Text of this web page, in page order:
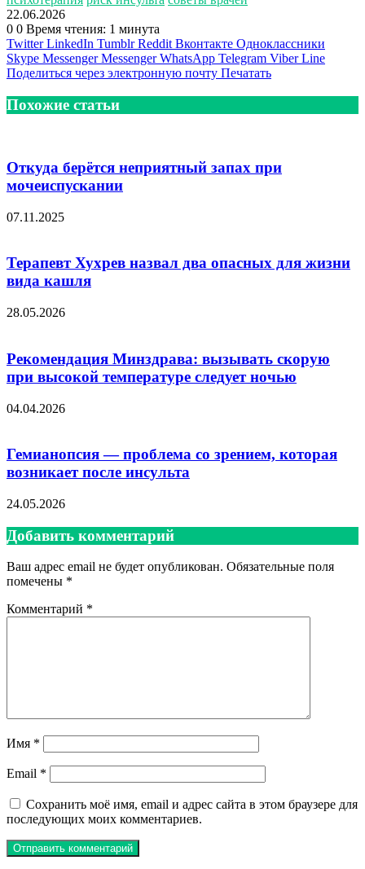
22.06.2026
0 0 Время чтения: 1 минута
Twitter LinkedIn Tumblr Reddit Вконтакте Одноклассники
Skype Messenger Messenger WhatsApp Telegram Viber Line
Поделиться через электронную почту Печатать
Похожие статьи
Откуда берётся неприятный запах при
мочеиспускании
07.11.2025
Терапевт Хухрев назвал два опасных для жизни
вида кашля
28.05.2026
Рекомендация Минздрава: вызывать скорую
при высокой температуре следует ночью
04.04.2026
Гемианопсия — проблема со зрением, которая
возникает после инсульта
24.05.2026
Добавить комментарий
Ваш адрес email не будет опубликован. Обязательные поля
помечены *
Комментарий *
Имя *
Email *
Сохранить моё имя, email и адрес сайта в этом браузере для
последующих моих комментариев.